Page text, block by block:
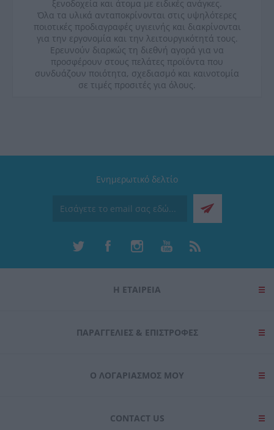
ξενοδοχεία και άτομα με ειδικές ανάγκες.
Όλα τα υλικά ανταποκρίνονται στις υψηλότερες
ποιοτικές προδιαγραφές υγιεινής και διακρίνονται
για την εργονομία και την λειτουργικότητά τους.
Ερευνούν διαρκώς τη διεθνή αγορά για να
προσφέρουν στους πελάτες προϊόντα που
συνδυάζουν ποιότητα, σχεδιασμό και καινοτομία
σε τιμές προσιτές για όλους.
Ενημερωτικό δελτίο
Η ΕΤΑΙΡΕΙΑ
ΠΑΡΑΓΓΕΛΊΕΣ & ΕΠΙΣΤΡΟΦΈΣ
Ο ΛΟΓΑΡΙΑΣΜΌΣ ΜΟΥ
CONTACT US